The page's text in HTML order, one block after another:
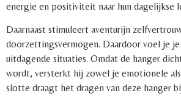
energie en positiviteit naar hun dagelijkse
Daarnaast stimuleert aventurijn
doorzettingsvermogen. Daardoor voel je
uitdagende situaties. Omdat de hanger
wordt, versterkt hij zowel je emotionele
slotte draagt het dragen van deze hanger